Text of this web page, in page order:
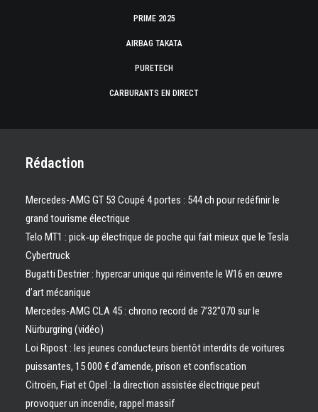
PRIME 2025
AIRBAG TAKATA
PURETECH
CARBURANTS EN DIRECT
Rédaction
Mercedes-AMG GT 53 Coupé 4 portes : 544 ch pour redéfinir le
grand tourisme électrique
Telo MT1 : pick‑up électrique de poche qui fait mieux que le Tesla
Cybertruck
Bugatti Destrier : hypercar unique qui réinvente le W16 en œuvre
d’art mécanique
Mercedes-AMG CLA 45 : chrono record de 7’32″070 sur le
Nürburgring (vidéo)
Loi Ripost : les jeunes conducteurs bientôt interdits de voitures
puissantes, 15 000 € d’amende, prison et confiscation
Citroën, Fiat et Opel : la direction assistée électrique peut
provoquer un incendie, rappel massif